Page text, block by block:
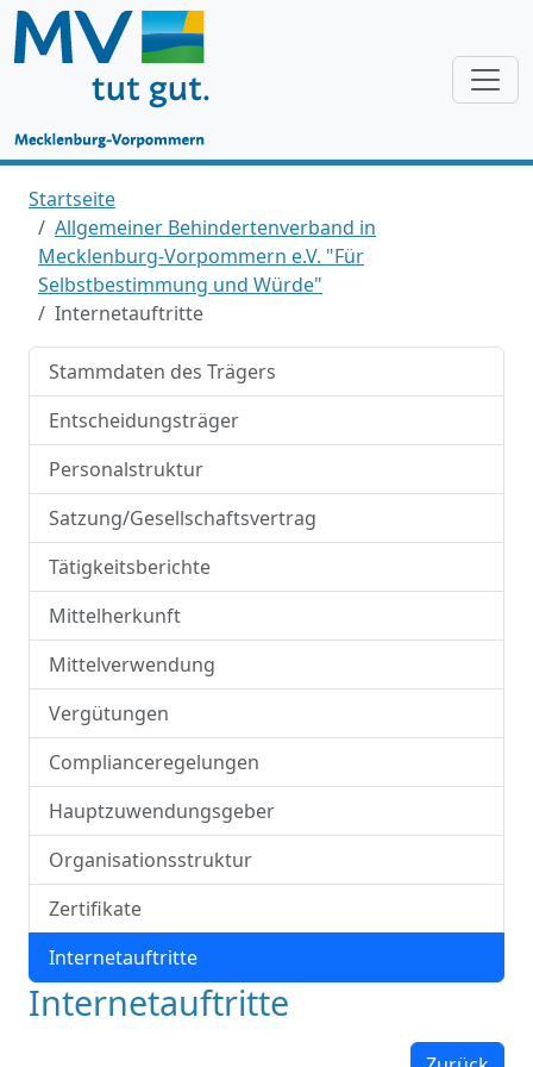
Startseite
Allgemeiner Behindertenverband in
Mecklenburg-Vorpommern e.V. "Für
Selbstbestimmung und Würde"
Internetauftritte
Stammdaten des Trägers
Entscheidungsträger
Personalstruktur
Satzung/Gesellschaftsvertrag
Tätigkeitsberichte
Mittelherkunft
Mittelverwendung
Vergütungen
Complianceregelungen
Hauptzuwendungsgeber
Organisationsstruktur
Zertifikate
Internetauftritte
Internetauftritte